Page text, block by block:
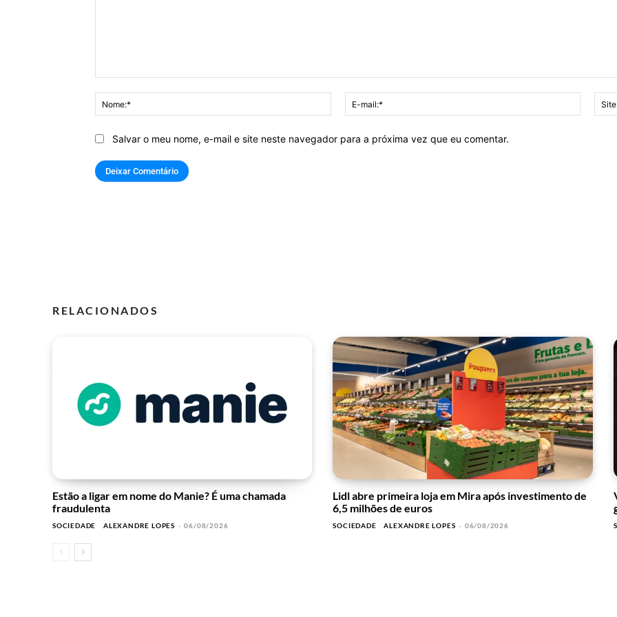
Nome:*
mail:*
Salvar o meu nome, e-mail e site neste navegador para a próxima vez que eu comentar.
RELACIONADOS
Estão a ligar em nome do Manie? É uma chamada
fraudulenta
SOCIEDADE ALEXANDRE LOPES - 06/08/2026
Lidl abre primeira loja em Mira após investimento de
6,5 milhões de euros
SOCIEDADE ALEXANDRE LOPES - 06/08/2026